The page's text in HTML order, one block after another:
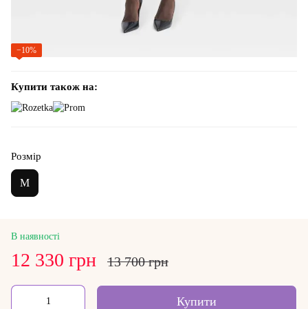
−10%
Купити також на:
Розмір
M
В наявності
12 330 грн 13 700 грн
Купити